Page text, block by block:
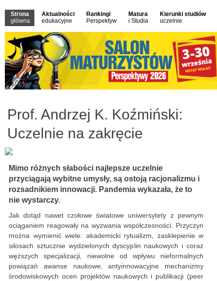
Strona
główna
Aktualności
edukacyjne
Rankingi
Perspektyw
Matura
i Studia
Kierunki studiów
uczelnie
Prof. Andrzej K. Koźmiński:
Uczelnie na zakręcie
Mimo różnych słabości najlepsze uczelnie
przyciągają wybitne umysły, są ostoją racjonalizmu i
rozsadnikiem innowacji. Pandemia wykazała, że to
nie wystarczy.
Jak dotąd nawet czołowe światowe uniwersytety z pewnym
ociąganiem reagowały na wyzwania współczesności. Przyczyn
można wymienić wiele: akademicki rytualizm, zasklepienie w
silosach sztucznie wydzielonych dyscyplin naukowych i coraz
węższych specjalizacji, niewolne od wpływu nieformalnych
powiązań awanse naukowe, antyinnowacyjne mechanizmy
środowiskowych ocen projektów naukowych i publikacji (peer